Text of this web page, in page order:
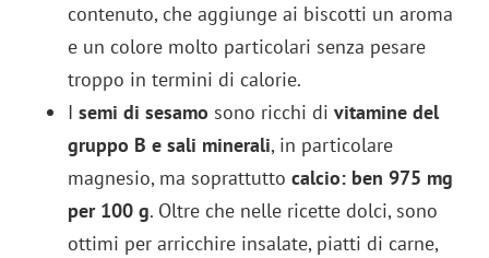
contenuto, che aggiunge ai biscotti un aroma
e un colore molto particolari senza pesare
troppo in termini di calorie.
Isemi di sesamo sono ricchi divitamine del
gruppo B e sali minerali, in particolare
magnesio, ma soprattuttocalcio: ben 975 mg
per 100 g. Oltre che nelle ricette dolci, sono
ottimi per arricchire insalate, piatti di carne,